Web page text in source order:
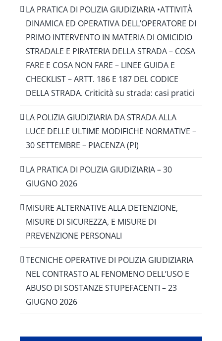
LA PRATICA DI POLIZIA GIUDIZIARIA •ATTIVITÀ
DINAMICA ED OPERATIVA DELL’OPERATORE DI
PRIMO INTERVENTO IN MATERIA DI OMICIDIO
STRADALE E PIRATERIA DELLA STRADA – COSA
FARE E COSA NON FARE – LINEE GUIDA E
CHECKLIST – ARTT. 186 E 187 DEL CODICE
DELLA STRADA. Criticità su strada: casi pratici
LA POLIZIA GIUDIZIARIA DA STRADA ALLA
LUCE DELLE ULTIME MODIFICHE NORMATIVE –
30 SETTEMBRE – PIACENZA (PI)
LA PRATICA DI POLIZIA GIUDIZIARIA – 30
GIUGNO 2026
MISURE ALTERNATIVE ALLA DETENZIONE,
MISURE DI SICUREZZA, E MISURE DI
PREVENZIONE PERSONALI
TECNICHE OPERATIVE DI POLIZIA GIUDIZIARIA
NEL CONTRASTO AL FENOMENO DELL’USO E
ABUSO DI SOSTANZE STUPEFACENTI – 23
GIUGNO 2026